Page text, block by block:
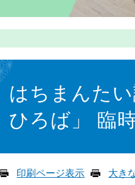
はちまんた
ひろば」 臨
印刷ページ表示 大き